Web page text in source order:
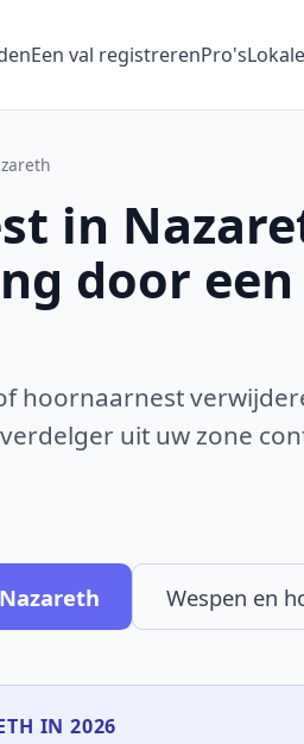
Een val registrerenPro's
in
door
hoornaarnest
uit uw zone
Wespen en
IN 2026